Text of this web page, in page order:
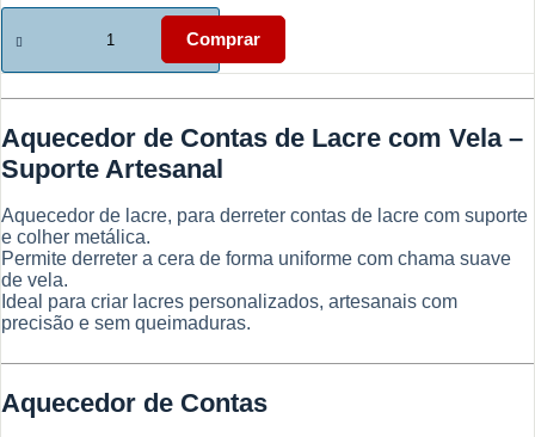
original
era:
atual
Quantidade
de
de
Contas
Lacre
com
Vela
Suporte
Artesanal
Comprar
Aquecedor de Contas de Lacre com Vela –
Suporte Artesanal
Aquecedor de lacre, para derreter contas de lacre com suporte
e colher metálica.
Permite derreter a cera de forma uniforme com chama suave
de vela.
Ideal para criar lacres personalizados, artesanais com
precisão e sem queimaduras.
Aquecedor de Contas